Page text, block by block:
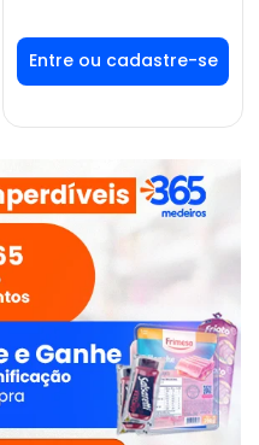
Faça seu login ou
cadastre-se para
ver preços e